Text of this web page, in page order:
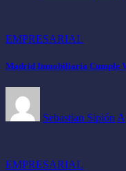
EMPRESARIAL
Madrid Inmobiliaria Cumple
Sebastian Sipión
EMPRESARIAL